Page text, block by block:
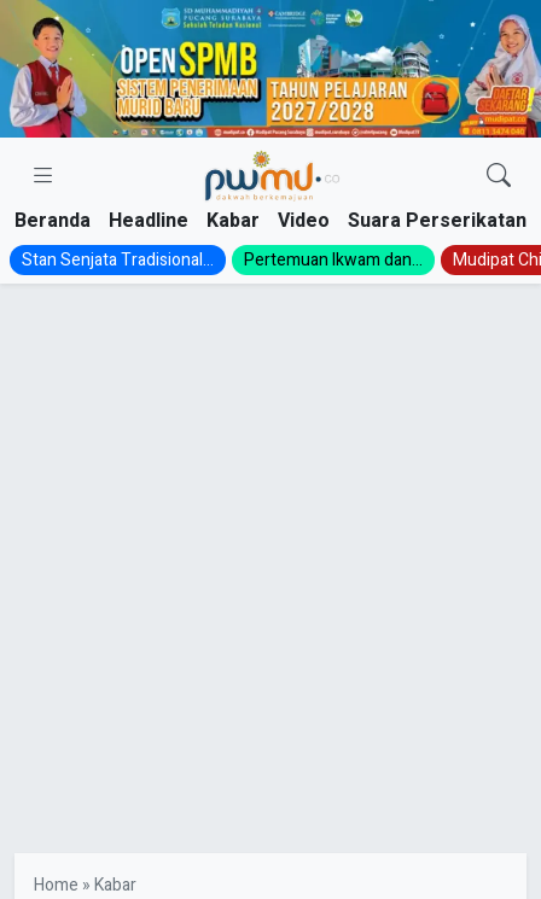
Skip
content
Beranda Headline Kabar Video Suara Perserikatan
Stan Senjata Tradisional... Pertemuan Ikwam dan... Mudipat
Home »Kabar